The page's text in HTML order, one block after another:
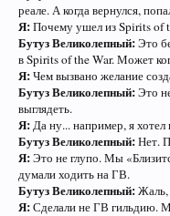
реале. А когда вернулся,
Я:Почему ушел из Spirits of
Бутуз Великолепный:Это
в Spirits of the War. Может
Я:Чем вызвано желание
Бутуз Великолепный:Это
выглядеть.
Я:Да ну... например, я хотел
Бутуз Великолепный:Нет.
Я:Это не глупо. Мы
думали ходить на ГВ.
Бутуз Великолепный:Жаль,
Я:Сделали не ГВ гильдию.